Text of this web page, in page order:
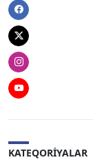
Facebook
Twitter
Instagram
Youtube
KATEQORIYALAR